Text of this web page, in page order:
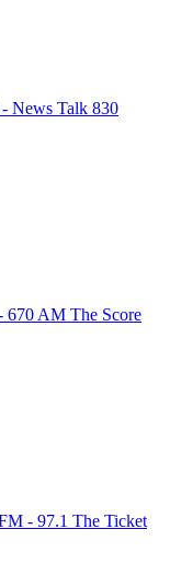
News Talk 830
670 AM The Score
- 97.1 The Ticket